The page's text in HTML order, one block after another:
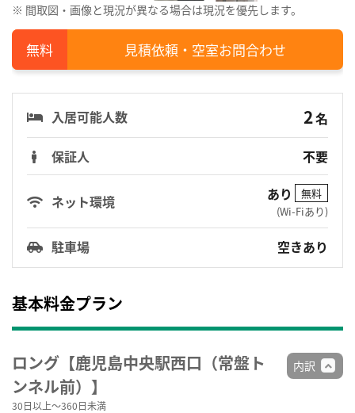
※ 間取図・画像と現況が異なる場合は現況を優先します。
見積依頼・空室お問合わせ
入居可能人数 2名
保証人
不要
ネット環境 あり
無料
(Wi-Fiあり)
駐車場 空きあり
基本料金プラン
ロング【鹿児島中央駅西口（常盤ト
ンネル前）】
30日以上～360日未満
内訳